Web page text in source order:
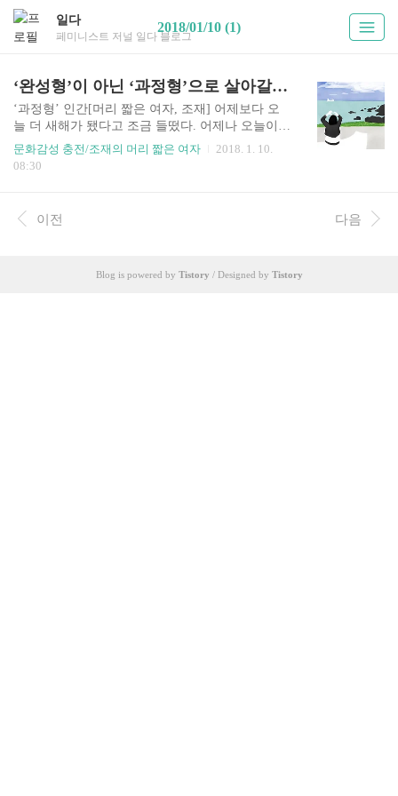
일다
페미니스트 저널 일다 블로그
2018/01/10 (1)
‘완성형’이 아닌 ‘과정형’으로 살아갈 뿐
‘과정형’ 인간[머리 짧은 여자, 조재] 어제보다 오
늘 더 새해가 됐다고 조금 들떴다. 어제나 오늘이나
크게 다를 것 없는 일상에서 새로운 다짐을 할 에너
지를 얻는 것만으로도 그저 기분이 좋다. 올해는
페미니즘을 처음 접하고 난 뒤 많은 사람들이 일상
관계에서의 걸림 때문에 피로를 호소했다. 나 역시
라 나를 지키기 위해서 어느 정도 관계 차단이 필요
문화감성 충전/조재의 머리 짧은 여자
2018. 1. 10.
08:30
이전 다음
Blog is powered by Tistory / Designed by Tistory